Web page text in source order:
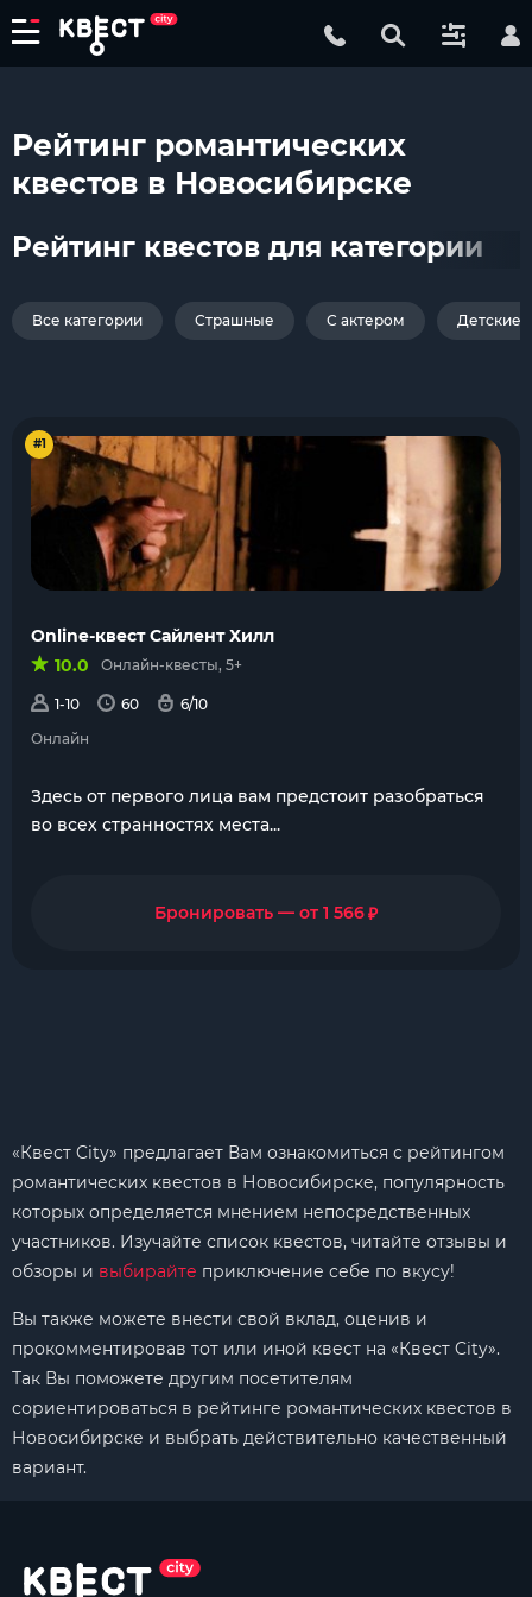
Рейтинг романтических
квестов в Новосибирске
Рейтинг квестов для категории
Все категории Страшные С актером Детские
#1
Online-квест Сайлент Хилл
10.0
Онлайн-квесты, 5+
1-10 60
6/10
Онлайн
Здесь от первого лица вам предстоит разобраться
во всех странностях места...
Бронировать — от 1 566₽
«Квест City» предлагает Вам ознакомиться с рейтингом
романтических квестов в Новосибирске, популярность
которых определяется мнением непосредственных
участников. Изучайте список квестов, читайте отзывы и
обзоры и выбирайте приключение себе по вкусу!
Вы также можете внести свой вклад, оценив и
прокомментировав тот или иной квест на «Квест City».
Так Вы поможете другим посетителям
сориентироваться в рейтинге романтических квестов в
Новосибирске и выбрать действительно качественный
вариант.